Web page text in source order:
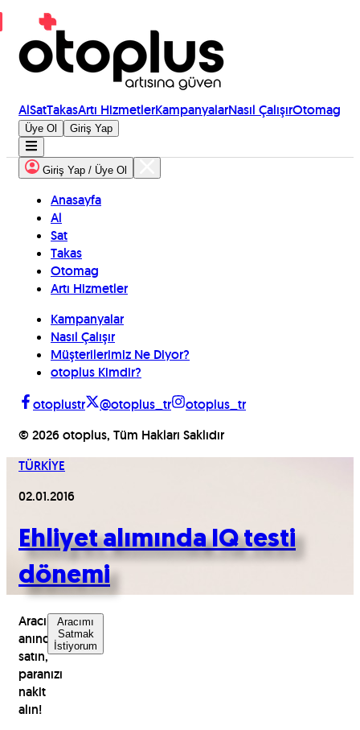
AlSatTakasArtı HizmetlerKampanyalarNasıl ÇalışırOtomag
Üye Ol Giriş Yap
Giriş Yap / Üye Ol
Anasayfa
Al
Sat
Takas
Otomag
Artı Hizmetler
Kampanyalar
Nasıl Çalışır
Müşterilerimiz Ne Diyor?
otoplus Kimdir?
otoplustr
@otoplus_tr
otoplus_tr
© 2026 otoplus, Tüm Hakları Saklıdır
TÜRKİYE
02.01.2016
Ehliyet alımında IQ testi
dönemi
Aracınızı
anında
satın,
paranızı
nakit
alın!
Aracımı
Satmak
İstiyorum